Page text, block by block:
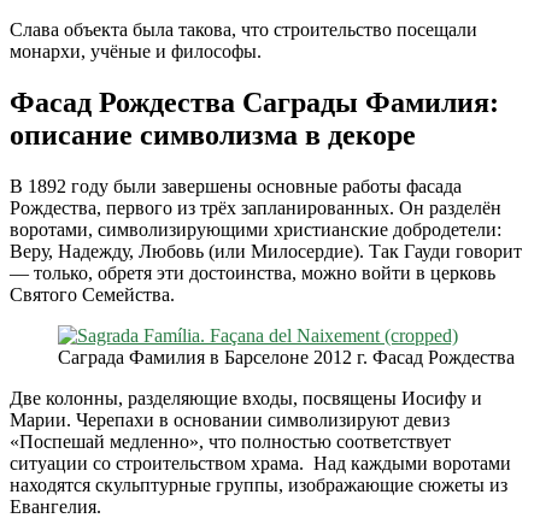
Слава объекта была такова, что строительство посещали
монархи, учёные и философы.
Фасад Рождества Саграды Фамилия:
описание символизма в декоре
В 1892 году были завершены основные работы фасада
Рождества, первого из трёх запланированных. Он разделён
воротами, символизирующими христианские добродетели:
Веру, Надежду, Любовь (или Милосердие). Так Гауди говорит
— только, обретя эти достоинства, можно войти в церковь
Святого Семейства.
Саграда Фамилия в Барселоне 2012 г. Фасад Рождества
Две колонны, разделяющие входы, посвящены Иосифу и
Марии. Черепахи в основании символизируют девиз
«Поспешай медленно», что полностью соответствует
ситуации со строительством храма. Над каждыми воротами
находятся скульптурные группы, изображающие сюжеты из
Евангелия.